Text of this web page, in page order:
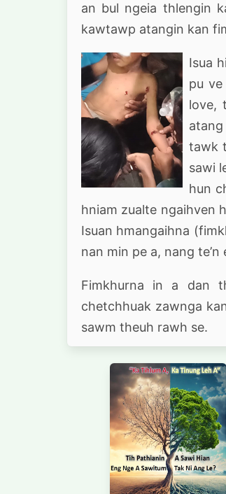
an bul ngeia thlengin
kawtawp atangin kan
Isua
pu
love,
tawk
sawi
hun
hniam zualte ngaihven
Isuan hmangaihna
nan min pe a, nang
Fimkhurna in a dan
chetchhuak zawnga
sawm theuh rawh se.